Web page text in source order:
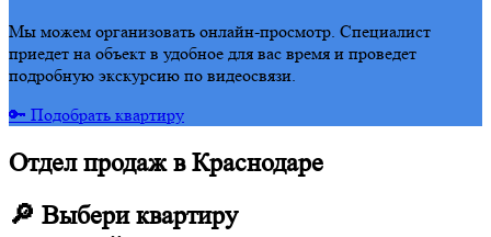
Мы можем организовать онлайн-просмотр. Специалист
приедет на объект в удобное для вас время и проведет
подробную экскурсию по видеосвязи.
🔑 Подобрать квартиру
Отдел продаж в Краснодаре
🔎 Выбери квартиру